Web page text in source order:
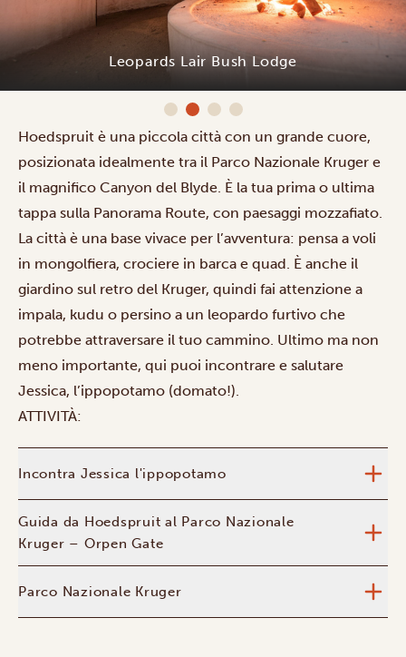
Leopards Lair Bush Lodge
Hoedspruit è una piccola città con un grande cuore,
posizionata idealmente tra il Parco Nazionale Kruger e
il magnifico Canyon del Blyde. È la tua prima o ultima
tappa sulla Panorama Route, con paesaggi mozzafiato.
La città è una base vivace per l’avventura: pensa a voli
in mongolfiera, crociere in barca e quad. È anche il
giardino sul retro del Kruger, quindi fai attenzione a
impala, kudu o persino a un leopardo furtivo che
potrebbe attraversare il tuo cammino. Ultimo ma non
meno importante, qui puoi incontrare e salutare
Jessica, l’ippopotamo (domato!).
ATTIVITÀ:
Incontra Jessica l'ippopotamo
Guida da Hoedspruit al Parco Nazionale
Kruger – Orpen Gate
Parco Nazionale Kruger